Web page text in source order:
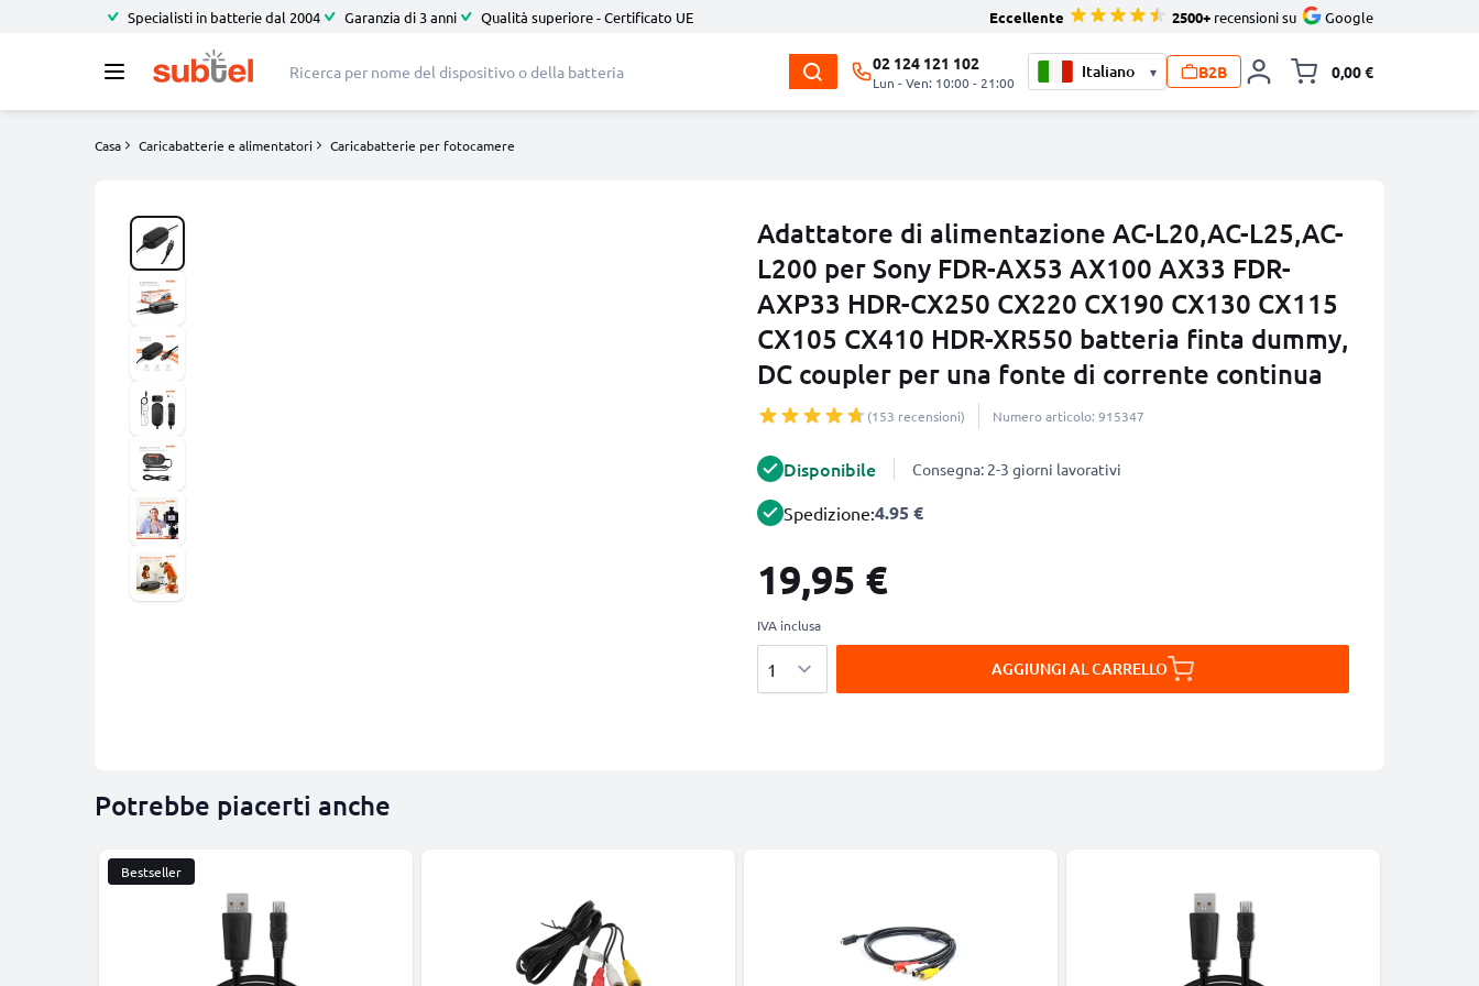
Specialisti in batterie dal 2004 Garanzia di 3 anni Qualità superiore - Certificato UE Eccellente 2500+ recensioni su Google
02 124 121 102
Lun - Ven: 10:00 - 21:00
▾ B2B 0,00 €
Casa Caricabatterie e alimentatori Caricabatterie per fotocamere
Adattatore di alimentazione AC-L20,AC-L25,AC-
L200 per Sony FDR-AX53 AX100 AX33 FDR-
AXP33 HDR-CX250 CX220 CX190 CX130 CX115
CX105 CX410 HDR-XR550 batteria finta dummy,
DC coupler per una fonte di corrente continua
(153 recensioni) Numero articolo: 915347
Disponibile Consegna: 2-3 giorni lavorativi
Spedizione:4.95 €
19,95 €
IVA inclusa
AGGIUNGI AL CARRELLO
Potrebbe piacerti anche
Bestseller